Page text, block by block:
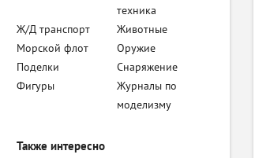
техника
Ж/Д транспорт
Животные
Морской флот
Оружие
Поделки
Снаряжение
Фигуры
Журналы по
моделизму
Также интересно